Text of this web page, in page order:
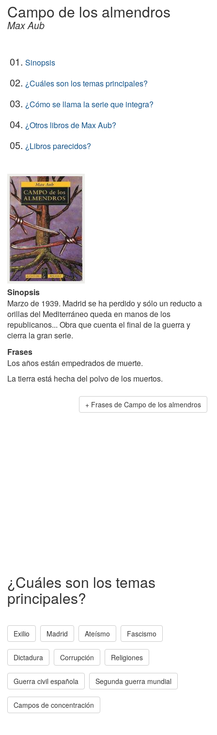
Campo de los almendros
Max Aub
01. Sinopsis
02. ¿Cuáles son los temas principales?
03. ¿Cómo se llama la serie que integra?
04. ¿Otros libros de Max Aub?
05. ¿Libros parecidos?
Sinopsis
Marzo de 1939. Madrid se ha perdido y sólo un reducto a
orillas del Mediterráneo queda en manos de los
republicanos... Obra que cuenta el final de la guerra y
cierra la gran serie.
Frases
Los años están empedrados de muerte.
La tierra está hecha del polvo de los muertos.
Frases de Campo de los almendros
¿Cuáles son los temas
principales?
Exilio Madrid Ateísmo Fascismo
Dictadura Corrupción Religiones
Guerra civil española Segunda guerra mundial
Campos de concentración